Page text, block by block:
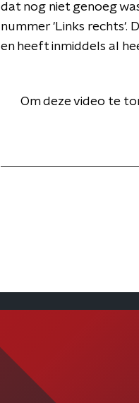
dat nog niet genoeg
nummer 'Links rechts'.
en heeft inmiddels al
Om deze video te